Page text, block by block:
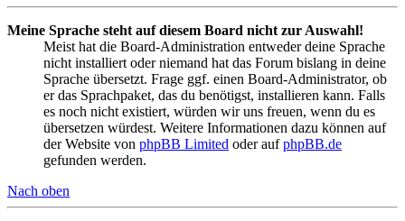
Meine Sprache steht auf diesem Board nicht zur Auswahl!
Meist hat die Board-Administration entweder deine Sprache
nicht installiert oder niemand hat das Forum bislang in deine
Sprache übersetzt. Frage ggf. einen Board-Administrator, ob
er das Sprachpaket, das du benötigst, installieren kann. Falls
es noch nicht existiert, würden wir uns freuen, wenn du es
übersetzen würdest. Weitere Informationen dazu können auf
der Website von phpBB Limited oder aufphpBB.de
gefunden werden.
Nach oben